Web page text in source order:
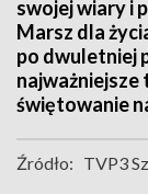
swojej wiary i
Marsz dla
po dwuletniej
najważniejsze
świętowanie
Źródło: TVP3